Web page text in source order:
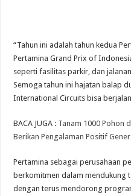
“Tahun ini adalah tahun kedua
Pertamina Grand Prix of
seperti fasilitas parkir, dan
Semoga tahun ini hajatan balap
International Circuits bisa
BACA JUGA : Tanam 1000 Pohon
Berikan Pengalaman Positif
Pertamina sebagai perusahaan
berkomitmen dalam mendukung
dengan terus mendorong